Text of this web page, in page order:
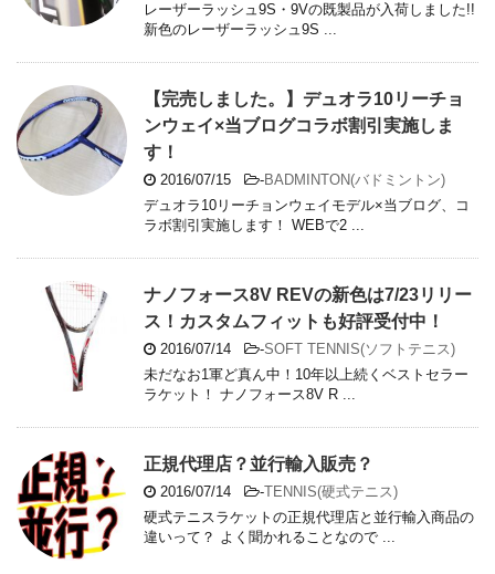
レーザーラッシュ9S・9Vの既製品が入荷しました!!
新色のレーザーラッシュ9S ...
【完売しました。】デュオラ10リーチョ
ンウェイ×当ブログコラボ割引実施しま
す！
2016/07/15 -BADMINTON(バドミントン)
デュオラ10リーチョンウェイモデル×当ブログ、コ
ラボ割引実施します！ WEBで2 ...
ナノフォース8V REVの新色は7/23リリー
ス！カスタムフィットも好評受付中！
2016/07/14 -SOFT TENNIS(ソフトテニス)
未だなお1軍ど真ん中！10年以上続くベストセラー
ラケット！ ナノフォース8V R ...
正規代理店？並行輸入販売？
2016/07/14 -TENNIS(硬式テニス)
硬式テニスラケットの正規代理店と並行輸入商品の
違いって？ よく聞かれることなので ...